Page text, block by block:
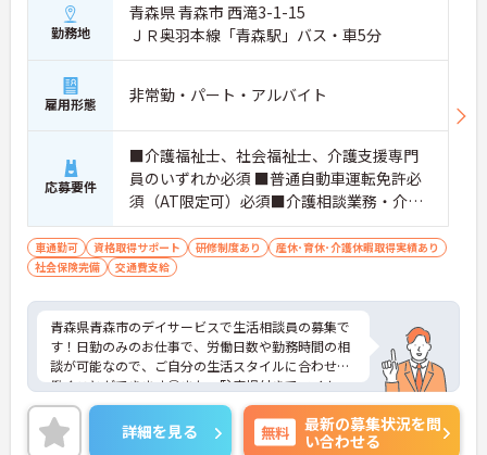
勤務地
青森県 青森市 西滝3-1-15
ＪＲ奥羽本線「青森駅」バス・車5分
雇用形態 非常勤・パート・アルバイト
応募要件
■介護福祉士、社会福祉士、介護支援専門
員のいずれか必須 ■普通自動車運転免許必
須（AT限定可）必須■介護相談業務・介護
経験1年以上または相談員の相談員の業務経
験が半年以上必須 ■PCで文字入力程度の基
本操作できれば尚可
車通勤可 資格取得サポート 研修制度あり
産休･育休･介護休暇取得実績あり
社会保険完備
交通費支給
青森県青森市のデイサービスで生活相談員の募集で
す！日勤のみのお仕事で、労働日数や勤務時間の相
談が可能なので、ご自分の生活スタイルに合わせて
働くことができます◎また、駐車場付きでマイカー
通勤が可能なのも嬉しいポイント♪ご興味のある方
は、面接ポイントをお伝えしますので、お気軽にご
連絡ください。
詳細を見る 無料
最新の募集状況を問
い合わせる